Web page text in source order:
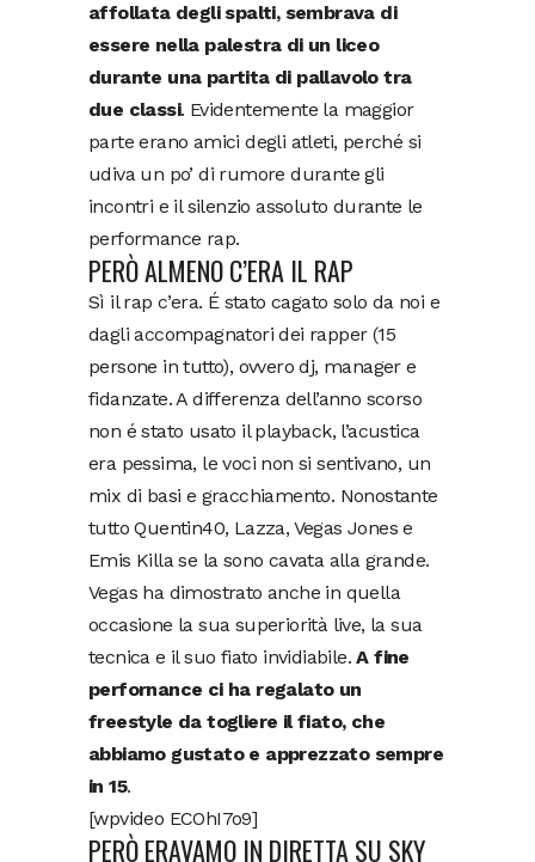
affollata degli spalti, sembrava di
essere nella palestra di un liceo
durante una partita di pallavolo tra
due classi. Evidentemente la maggior
parte erano amici degli atleti, perché si
udiva un po’ di rumore durante gli
incontri e il silenzio assoluto durante le
performance rap.
PERÒ ALMENO C’ERA IL RAP
Sì il rap c’era. É stato cagato solo da noi e
dagli accompagnatori dei rapper (15
persone in tutto), ovvero dj, manager e
fidanzate. A differenza dell’anno scorso
non é stato usato il playback, l’acustica
era pessima, le voci non si sentivano, un
mix di basi e gracchiamento. Nonostante
tutto Quentin40, Lazza, Vegas Jones e
Emis Killa se la sono cavata alla grande.
Vegas ha dimostrato anche in quella
occasione la sua superiorità live, la sua
tecnica e il suo fiato invidiabile.A fine
perfornance ci ha regalato un
freestyle da togliere il fiato, che
abbiamo gustato e apprezzato sempre
in 15.
[wpvideo ECOhI7o9]
PERÒ ERAVAMO IN DIRETTA SU SKY